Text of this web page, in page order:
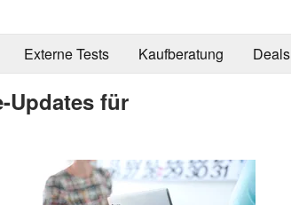
Externe Tests Kaufberatung Deals
Updates für